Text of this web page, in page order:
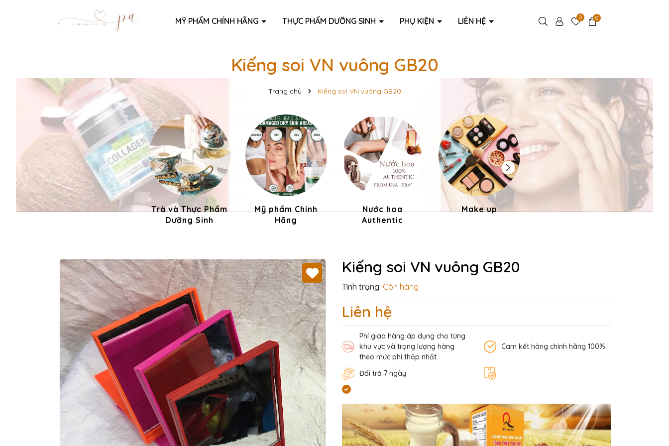
MỸ PHẨM CHÍNH HÃNG THỰC PHẨM DƯỠNG SINH PHỤ KIỆN LIÊN HỆ 0 0
Kiếng soi VN vuông GB20
Trang chủ Kiếng soi VN vuông GB20
Trà và Thực Phẩm
Dưỡng Sinh
Mỹ phẩm Chính
Hãng
Nước hoa
Authentic
Make up Phụ kiện thời trang
Kiếng soi VN vuông GB20
Tình trạng: Còn hàng
Liên hệ
Phí giao hàng áp dụng cho từng
khu vực và trọng lượng hàng
theo mức phí thấp nhất.
Cam kết hàng chính hãng 100%
Đổi trả 7 ngày